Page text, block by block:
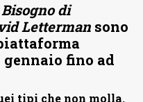
Bisogno di
Letterman sono
fino ad
tipi che non molla.